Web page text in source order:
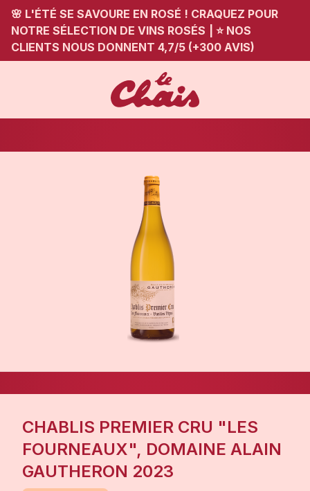
🌸 L'ÉTÉ SE SAVOURE EN ROSÉ ! CRAQUEZ POUR
NOTRE SÉLECTION DE VINS ROSÉS
⭐ NOS
CLIENTS NOUS DONNENT 4,7/5 (+300 AVIS)
CHABLIS PREMIER CRU "LES
FOURNEAUX", DOMAINE ALAIN
GAUTHERON 2023